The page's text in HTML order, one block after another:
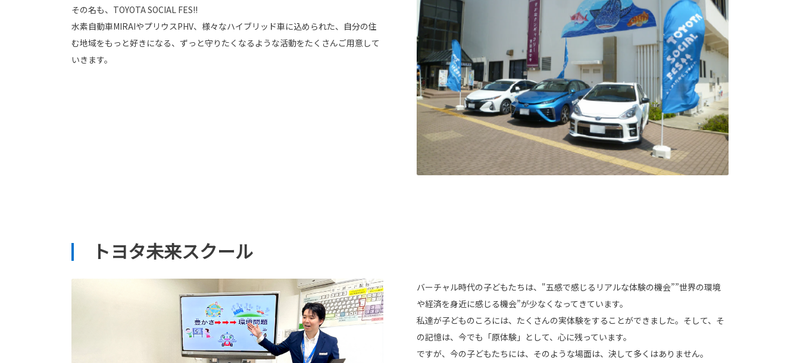
その名も、TOYOTA SOCIAL FES!!
水素自動車MIRAIやプリウスPHV、様々なハイブリッド車に込められた、自分の住
む地域をもっと好きになる、ずっと守りたくなるような活動をたくさんご用意して
いきます。
トヨタ未来スクール
バーチャル時代の子どもたちは、"五感で感じるリアルな体験の機会””世界の環境
や経済を身近に感じる機会”が少なくなってきています。
私達が子どものころには、たくさんの実体験をすることができました。そして、そ
の記憶は、今でも「原体験」として、心に残っています。
ですが、今の子どもたちには、そのような場面は、決して多くはありません。